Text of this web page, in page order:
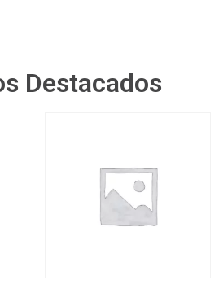
Destacados